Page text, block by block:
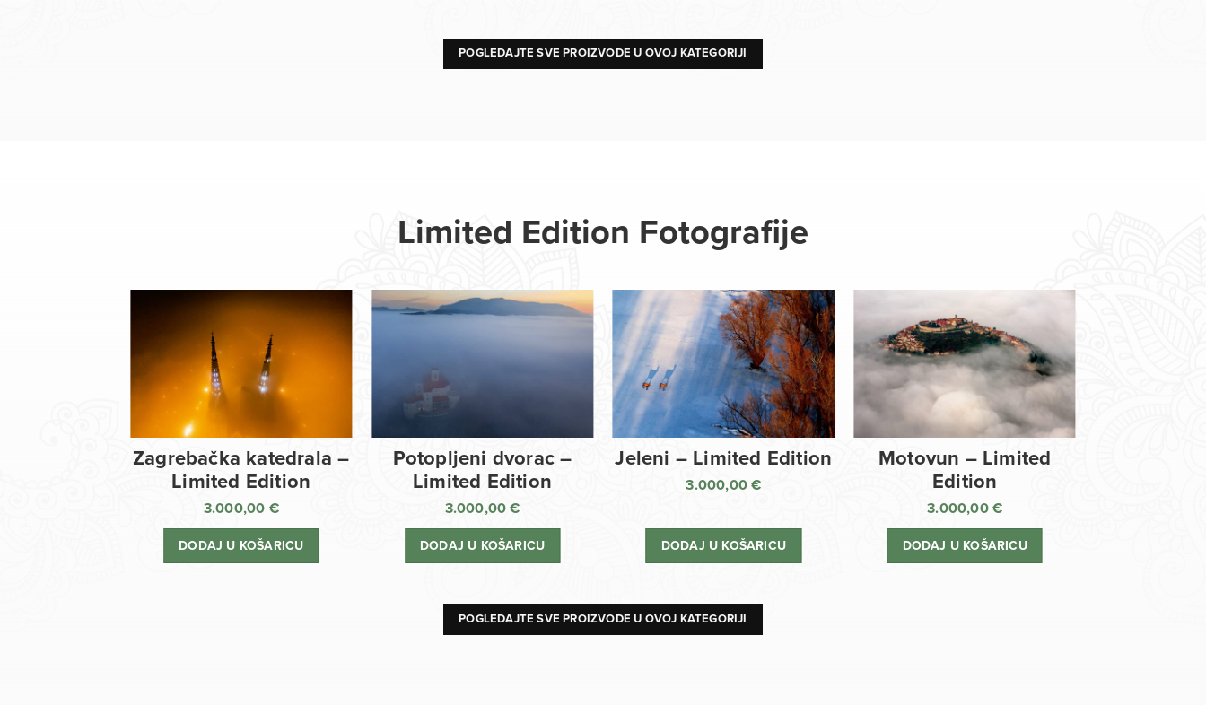
138,00 €
POGLEDAJTE SVE PROIZVODE U OVOJ KATEGORIJI
Limited Edition Fotografije
Zagrebačka katedrala –
Limited Edition
3.000,00 €
DODAJ U KOŠARICU
Potopljeni dvorac –
Limited Edition
3.000,00€
DODAJ U KOŠARICU
Jeleni – Limited Edition
3.000,00€
DODAJ U KOŠARICU
Motovun – Limited
Edition
3.000,00 €
DODAJ U KOŠARICU
POGLEDAJTE SVE PROIZVODE U OVOJ KATEGORIJI